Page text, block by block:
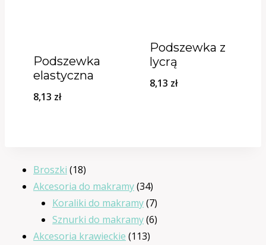
Podszewka
elastyczna
8,13 zł
Podszewka z
lycrą
8,13 zł
Broszki 1818
produktów
Akcesoria do makramy 3434
produkty
Koraliki do makramy 77
produktów
Sznurki do makramy 66
Akcesoria krawieckie 113113